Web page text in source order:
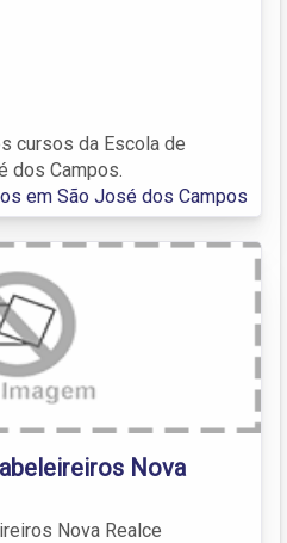
cursos da Escola de
dos Campos.
em São José dos Campos
Nova
Nova Realce